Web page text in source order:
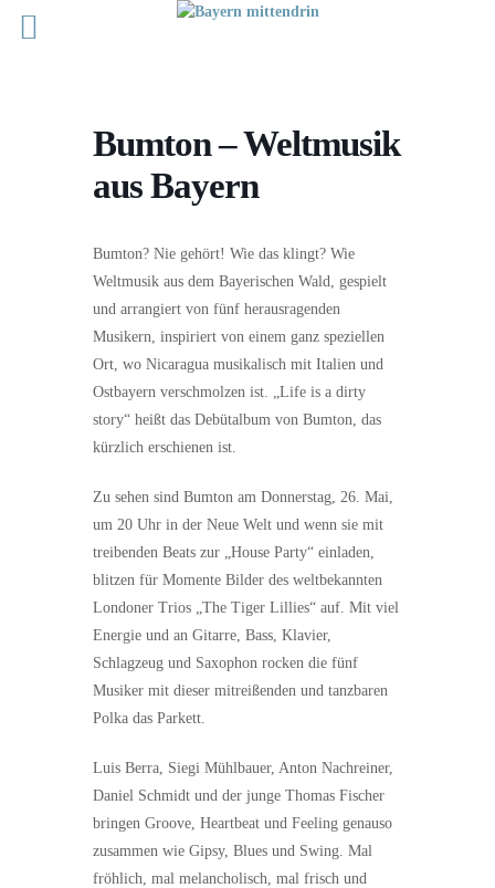
Bumton – Weltmusik
aus Bayern
Bumton? Nie gehört! Wie das klingt? Wie
Weltmusik aus dem Bayerischen Wald, gespielt
und arrangiert von fünf herausragenden
Musikern, inspiriert von einem ganz speziellen
Ort, wo Nicaragua musikalisch mit Italien und
Ostbayern verschmolzen ist. „Life is a dirty
story“ heißt das Debütalbum von Bumton, das
kürzlich erschienen ist.
Zu sehen sind Bumton am Donnerstag, 26. Mai,
um 20 Uhr in der Neue Welt und wenn sie mit
treibenden Beats zur „House Party“ einladen,
blitzen für Momente Bilder des weltbekannten
Londoner Trios „The Tiger Lillies“ auf. Mit viel
Energie und an Gitarre, Bass, Klavier,
Schlagzeug und Saxophon rocken die fünf
Musiker mit dieser mitreißenden und tanzbaren
Polka das Parkett.
Luis Berra, Siegi Mühlbauer, Anton Nachreiner,
Daniel Schmidt und der junge Thomas Fischer
bringen Groove, Heartbeat und Feeling genauso
zusammen wie Gipsy, Blues und Swing. Mal
fröhlich, mal melancholisch, mal frisch und